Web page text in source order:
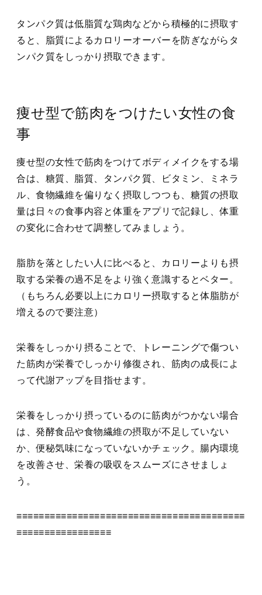
タンパク質は低脂質な鶏肉などから積極的に摂取す
ると、脂質によるカロリーオーバーを防ぎながらタ
ンパク質をしっかり摂取できます。
痩せ型で筋肉をつけたい女性の食
事
痩せ型の女性で筋肉をつけてボディメイクをする場
合は、糖質、脂質、タンパク質、ビタミン、ミネラ
ル、食物繊維を偏りなく摂取しつつも、 糖質の摂取
量は日々の食事内容と体重をアプリで記録し、体重
の変化に合わせて調整してみましょう。
脂肪を落としたい人に比べると、カロリーよりも摂
取する栄養の過不足をより強く意識するとベター。
（もちろん必要以上にカロリー摂取すると体脂肪が
増えるので要注意）
栄養をしっかり摂ることで、トレーニングで傷つい
た筋肉が栄養でしっかり修復され、筋肉の成長によ
って代謝アップを目指せます 。
栄養をしっかり摂っているのに筋肉がつかない場合
は、発酵食品や食物繊維の摂取が不足していない
か、便秘気味になっていないかチェック。腸内環境
を改善させ、栄養の吸収をスムーズにさせましょ
う。
≡≡≡≡≡≡≡≡≡≡≡≡≡≡≡≡≡≡≡≡≡≡≡≡≡≡≡≡≡≡≡≡≡≡≡≡≡≡≡≡≡
≡≡≡≡≡≡≡≡≡≡≡≡≡≡≡≡≡